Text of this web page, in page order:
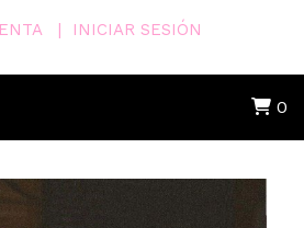
INICIAR SESIÓN
0